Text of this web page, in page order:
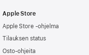
Apple Store
Apple Store -ohjelma
Tilauksen status
Osto-ohjeita